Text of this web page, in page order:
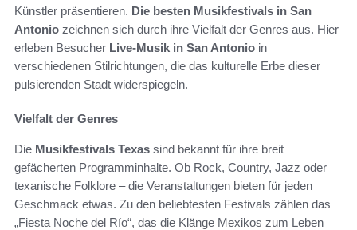
Künstler präsentieren. Die besten Musikfestivals in San
Antonio zeichnen sich durch ihre Vielfalt der Genres aus. Hier
erleben Besucher Live-Musik in San Antonio in
verschiedenen Stilrichtungen, die das kulturelle Erbe dieser
pulsierenden Stadt widerspiegeln.
Vielfalt der Genres
Die Musikfestivals Texas sind bekannt für ihre breit
gefächerten Programminhalte. Ob Rock, Country, Jazz oder
texanische Folklore – die Veranstaltungen bieten für jeden
Geschmack etwas. Zu den beliebtesten Festivals zählen das
„Fiesta Noche del Río“, das die Klänge Mexikos zum Leben